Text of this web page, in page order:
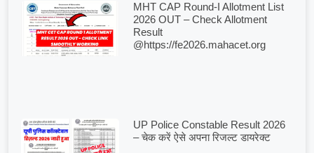
MHT CAP Round-I Allotment List
2026 OUT – Check Allotment
Result
@https://fe2026.mahacet.org
UP Police Constable Result 2026
– चेक करें ऐसे अपना रिजल्ट डायरेक्ट